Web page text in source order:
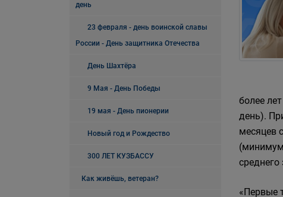
день
23 февраля - день воинской славы
России - День защитника Отечества
День Шахтёра
9 Мая - День Победы
19 мая - День пионерии
Новый год и Рождество
300 ЛЕТ КУЗБАССУ
Как живёшь, ветеран?
более
день).
месяцев
(минимум
среднего
«Первые